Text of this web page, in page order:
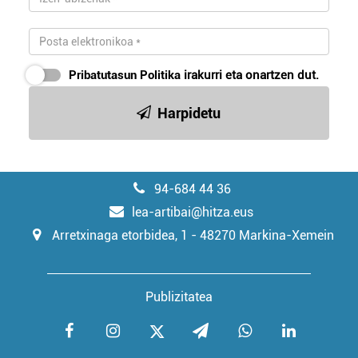
Pribatutasun Politika irakurri eta onartzen dut.
Harpidetu
94-684 44 36
lea-artibai@hitza.eus
Arretxinaga etorbidea, 1 - 48270 Markina-Xemein
Publizitatea